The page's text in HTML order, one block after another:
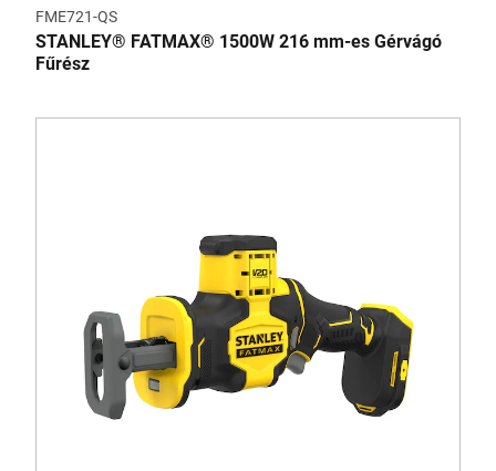
FME721-QS
STANLEY® FATMAX® 1500W 216 mm-es Gérvágó
Fűrész